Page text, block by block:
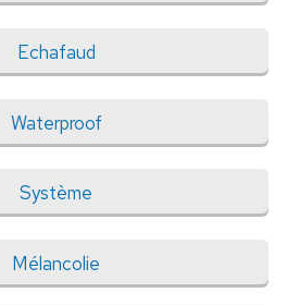
Echafaud
Waterproof
Système
Mélancolie